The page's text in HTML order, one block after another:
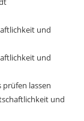
und
und
lassen
und